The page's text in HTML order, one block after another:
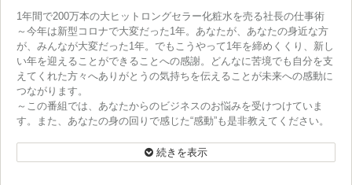
1年間で200万本の大ヒットロングセラー化粧水を売る社長の仕事術
～今年は新型コロナで大変だった1年。あなたが、あなたの身近な方
が、みんなが大変だった1年。でもこうやって1年を締めくくり、新し
い年を迎えることができることへの感謝。どんなに苦境でも自分を支
えてくれた方々へありがとうの気持ちを伝えることが未来への感動に
つながります。
～この番組では、あなたからのビジネスのお悩みを受けつけていま
す。また、あなたの身の回りで感じた“感動”も是非教えてください。
続きを表示